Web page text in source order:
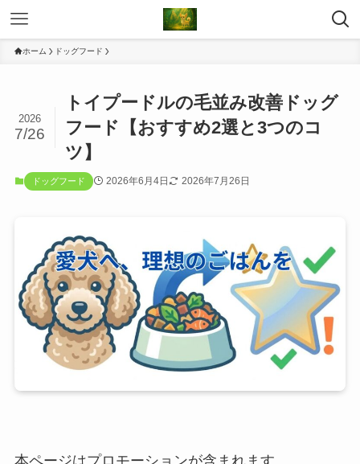
ホーム ドッグフード
トイプードルの毛並み改善ドッグ
フード【おすすめ2選と3つのコ
ツ】
2026
7/26
ドッグフード 2026年6月4日 2026年7月26日